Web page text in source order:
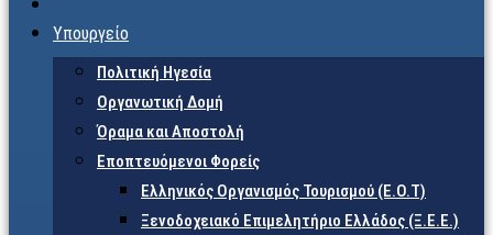
Υπουργείο
Πολιτική Ηγεσία
Οργανωτική Δομή
Όραμα και Αποστολή
Εποπτευόμενοι Φορείς
Eλληνικός Οργανισμός Τουρισμού (Ε.Ο.Τ)
Ξενοδοχειακό Επιμελητήριο Ελλάδος (Ξ.Ε.Ε.)